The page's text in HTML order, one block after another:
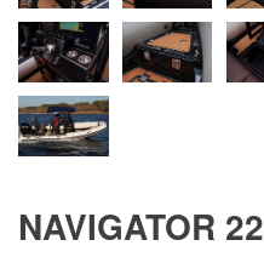
NAVIGATOR 22